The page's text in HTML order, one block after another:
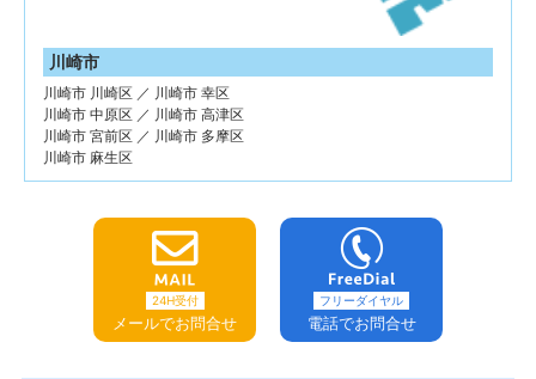
川崎市
川崎市 川崎区 ／ 川崎市 幸区
川崎市 中原区 ／ 川崎市 高津区
川崎市 宮前区 ／ 川崎市 多摩区
川崎市 麻生区
24H受付
メールでお問合せ
フリーダイヤル
電話でお問合せ